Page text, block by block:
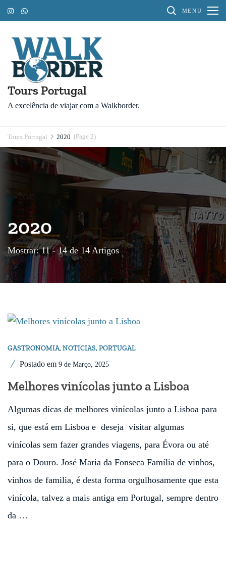
Pular
para
conteúdo
(Pressione
MENU
Tours Portugal
A excelência de viajar com a Walkborder.
Tours Portugal 2020 (Page 2)
2020
Mostrar: 11 - 14 de 14 Artigos
GASTRONOMIA,NOTICIAS,PORTUGAL
Postado em 9 de Março, 2025
Melhores vinícolas junto a Lisboa
Algumas dicas de melhores vinícolas junto a Lisboa para
si, que está em Lisboa e deseja visitar algumas
vinícolas sem fazer grandes viagens, para Évora ou até
para o Douro. José Maria da Fonseca Família de vinhos,
vinhos de familia, é desta forma orgulhosamente que esta
vinícola, talvez a mais antiga em Portugal, sempre dentro
da …